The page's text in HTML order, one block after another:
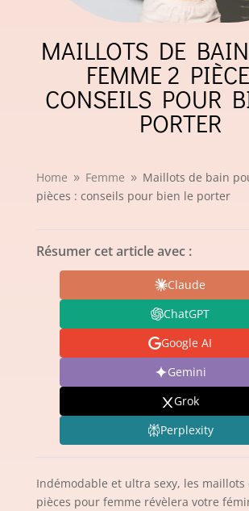
MAILLOTS DE
FEMME 2
CONSEILS POUR
PORTER
Home 9 Femme 9 Maillots de bain
pièces : conseils pour bien le porter
Résumer cet article avec :
Claude
ChatGPT
Google AI
Gemini
Grok
Perplexity
Indémodable et ultra sexy, les maillots
pièces pour femme révèlera votre